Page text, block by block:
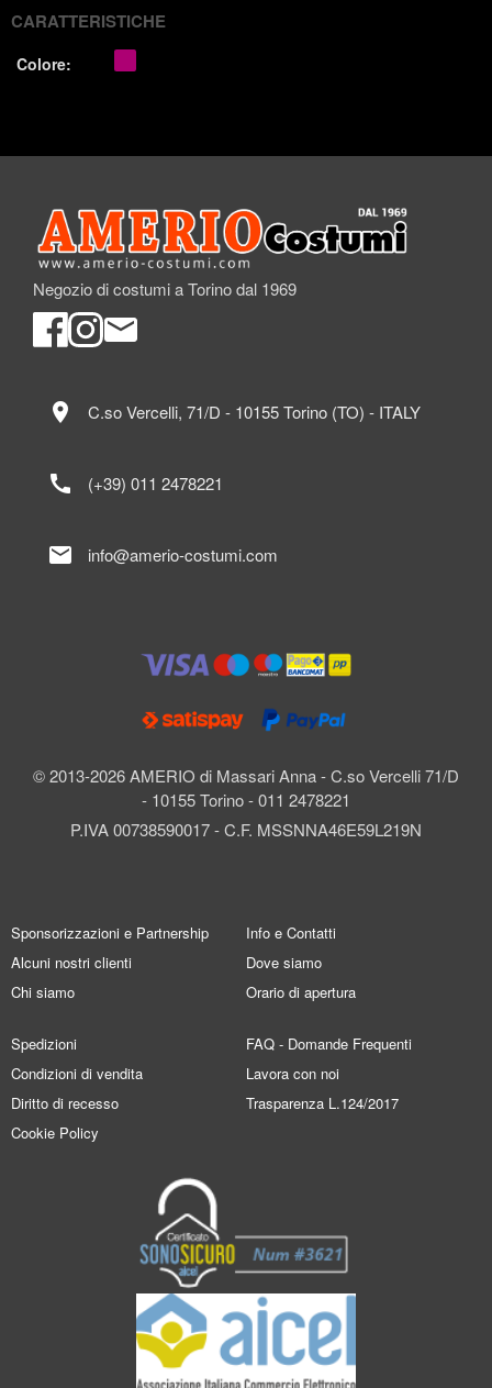
CARATTERISTICHE
Colore:
Negozio di costumi a Torino dal 1969
© 2013-2026 AMERIO di Massari Anna - C.so Vercelli 71/D
- 10155 Torino - 011 2478221
P.IVA 00738590017 - C.F. MSSNNA46E59L219N
location_on C.so Vercelli, 71/D - 10155 Torino (TO) - ITALY
call (+39) 011 2478221
mail info@amerio-costumi.com
Sponsorizzazioni e Partnership
Alcuni nostri clienti
Chi siamo
Info e Contatti
Dove siamo
Orario di apertura
Spedizioni
Condizioni di vendita
Diritto di recesso
Cookie Policy
FAQ - Domande Frequenti
Lavora con noi
Trasparenza L.124/2017